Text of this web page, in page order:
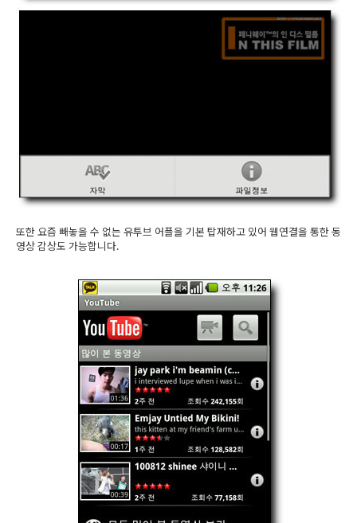
또한 요즘 빼놓을 수 없는 유투브 어플을 기본 탑재하고 있어 웹연결을 통한 동
영상 감상도 가능합니다.